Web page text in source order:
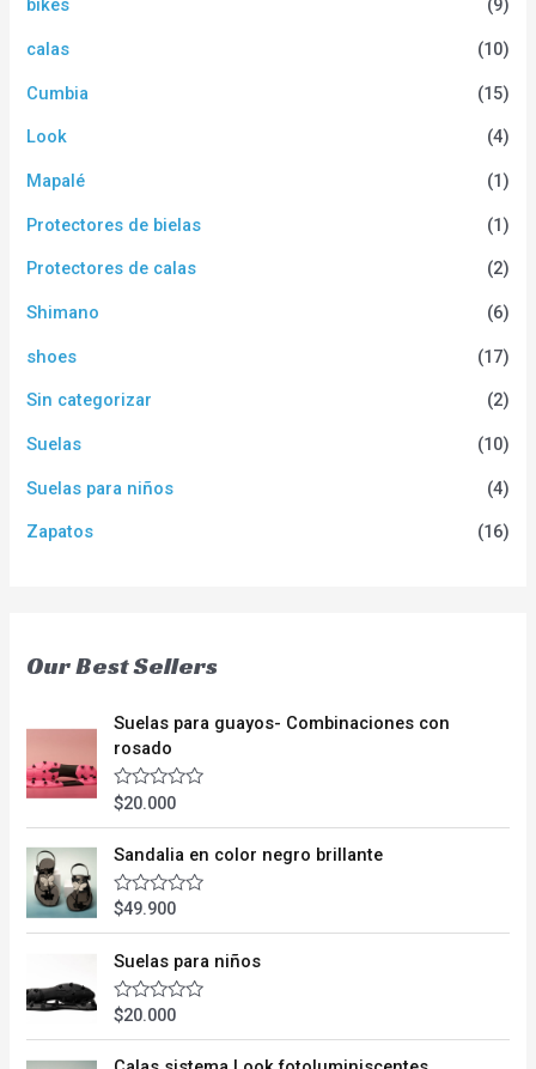
bikes (9)
calas (10)
Cumbia (15)
Look (4)
Mapalé (1)
Protectores de bielas (1)
Protectores de calas (2)
Shimano (6)
shoes (17)
Sin categorizar (2)
Suelas (10)
Suelas para niños (4)
Zapatos (16)
Our Best Sellers
Suelas para guayos- Combinaciones con
rosado
V
o
a
d
o
e
n
0
d
e
5
$20.000
Sandalia en color negro brillante
V
o
a
d
o
e
n
$49.900
Suelas para niños
V
o
$20.000